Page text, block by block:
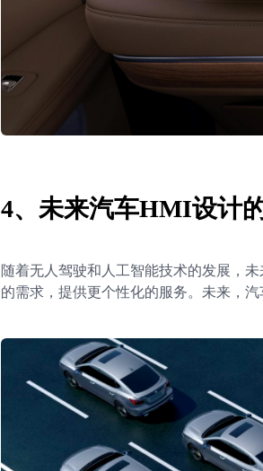
4、未来汽车HMI设计
随着无人驾驶和人工智能技术的发展，
的需求，提供更个性化的服务。未来，